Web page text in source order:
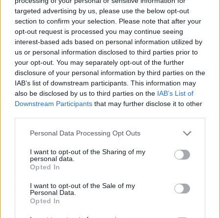
targeted advertising by us, please use the below opt-out
section to confirm your selection. Please note that after your
opt-out request is processed you may continue seeing
interest-based ads based on personal information utilized by
us or personal information disclosed to third parties prior to
your opt-out. You may separately opt-out of the further
disclosure of your personal information by third parties on the
IAB’s list of downstream participants. This information may
also be disclosed by us to third parties on the IAB’s List of
Downstream Participants that may further disclose it to other
Personal Data Processing Opt Outs
I want to opt-out of the Sharing of my
personal data.
Opted In
I want to opt-out of the Sale of my
Personal Data.
Opted In
Por otro lado, en la clínica InnovaCirugía, los
doctores Carlos Ortiz y Daniel Serralta también
suelen aplicar la técnica de colgajo modificado
de Karydakis, una de las más recomendadas,
ya que minimiza la extirpación y aplana el
surco interglúteo, manteniendo la mayor
cantidad de tejido posible.
En definitiva, estos aportes y avances
alcanzados por los expertos han permitido
una mejor recuperación y disminución de las
posibles complicaciones posoperatorias en los
pacientes que acuden a InnovaCirugía, en la
búsqueda de una efectiva solución para la